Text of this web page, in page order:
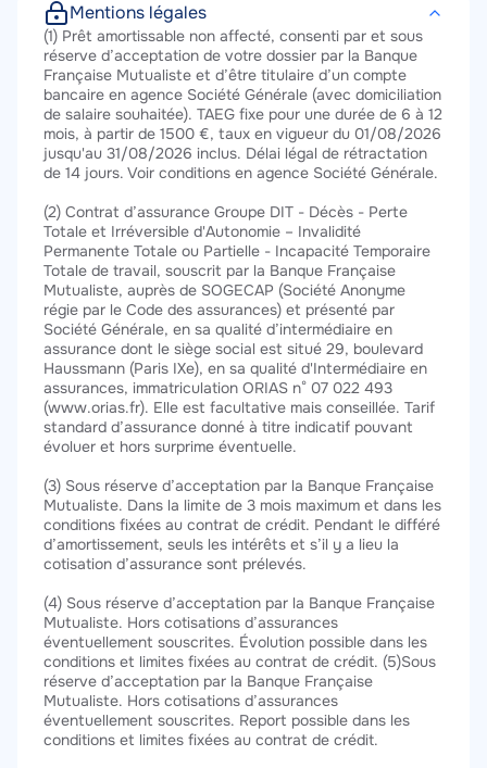
Mentions légales
Texte
(1) Prêt amortissable non affecté, consenti par et sous
réserve d’acceptation de votre dossier par la Banque
Française Mutualiste et d’être titulaire d’un compte
bancaire en agence Société Générale (avec domiciliation
de salaire souhaitée). TAEG fixe pour une durée de 6 à 12
mois, à partir de 1500 €, taux en vigueur du 01/08/2026
jusqu'au 31/08/2026 inclus. Délai légal de rétractation
de 14 jours. Voir conditions en agence Société Générale.
(2) Contrat d’assurance Groupe DIT - Décès - Perte
Totale et Irréversible d'Autonomie – Invalidité
Permanente Totale ou Partielle - Incapacité Temporaire
Totale de travail, souscrit par la Banque Française
Mutualiste, auprès de SOGECAP (Société Anonyme
régie par le Code des assurances) et présenté par
Société Générale, en sa qualité d’intermédiaire en
assurance dont le siège social est situé 29, boulevard
Haussmann (Paris IXe), en sa qualité d'Intermédiaire en
assurances, immatriculation ORIAS n° 07 022 493
(www.orias.fr). Elle est facultative mais conseillée. Tarif
standard d’assurance donné à titre indicatif pouvant
évoluer et hors surprime éventuelle.
(3) Sous réserve d’acceptation par la Banque Française
Mutualiste. Dans la limite de 3 mois maximum et dans les
conditions fixées au contrat de crédit. Pendant le différé
d’amortissement, seuls les intérêts et s’il y a lieu la
cotisation d’assurance sont prélevés.
(4) Sous réserve d’acceptation par la Banque Française
Mutualiste. Hors cotisations d’assurances
éventuellement souscrites. Évolution possible dans les
conditions et limites fixées au contrat de crédit. (5)Sous
réserve d’acceptation par la Banque Française
Mutualiste. Hors cotisations d’assurances
éventuellement souscrites. Report possible dans les
conditions et limites fixées au contrat de crédit.